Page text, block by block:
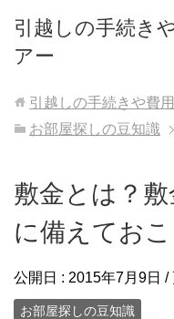
引越しの手続き
アー
引越しの手続きや費
お部屋探しの豆知識
敷金とは？
に備えておこ
公開日 : 2015年7月9日 /
お部屋探しの豆知識